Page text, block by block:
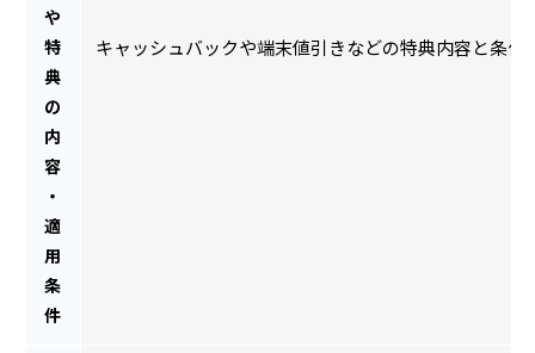
や
特
典
の
内
容
・
適
用
条
件
キャッシュバックや端末値引きなどの特典内容と条件